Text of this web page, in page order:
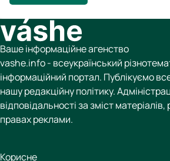
Ваше інформаційне агенство
vashe.info - всеукраїнський
інформаційний портал. Публікуємо
нашу редакційну політику.
відповідальності за зміст
правах реклами.
Корисне